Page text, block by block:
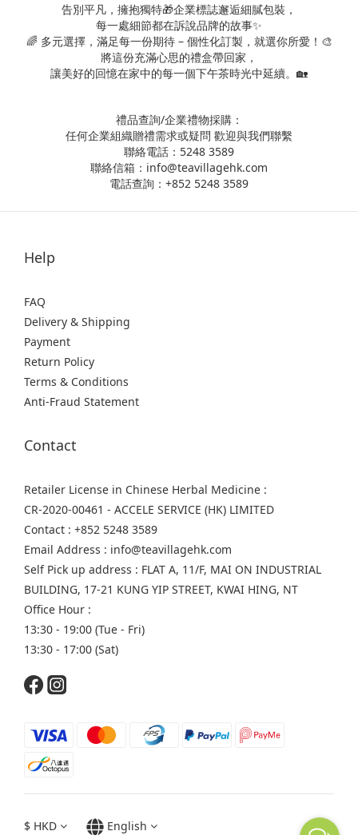
告別平凡，擁抱獨特🎁企業標誌邂逅細膩包裝，
每一處細節都在訴說品牌的故事✨
🌈 多元選擇，滿足每一份期待 – 個性化訂製，就選你所愛！🎨
將這份充滿心思的禮盒帶回家，
讓美好的回憶在家中的每一個下午茶時光中延續。
🏡
禮品查詢/企業禮物採購：
任何企業組織贈禮需求或疑問 歡迎與我們聯繫
聯絡電話：5248 3589
聯絡信箱：info@teavillagehk.com
電話查詢： +852 5248 3589
Help
FAQ
Delivery & Shipping
Payment
Return Policy
Terms & Conditions
Anti-Fraud Statement
Contact
Retailer License in Chinese Herbal Medicine :
CR-2020-00461 - ACCELE SERVICE (HK) LIMITED
Contact : +852 5248 3589
Email Address : info@teavillagehk.com
Self Pick up address : FLAT A, 11/F, MAI ON INDUSTRIAL
BUILDING, 17-21 KUNG YIP STREET, KWAI HING, NT
Office Hour :
13:30 - 19:00 (Tue - Fri)
13:30 - 17:00 (Sat)
$ HKD English